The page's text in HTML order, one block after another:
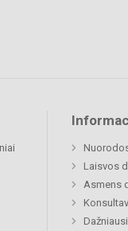
Laisvos
Asmens